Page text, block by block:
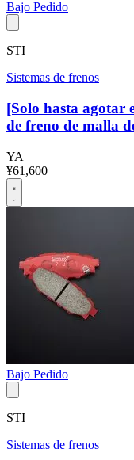
Bajo Pedido
STI
Sistemas de frenos
[Solo hasta agotar
de freno de malla
YA
¥61,600
Bajo Pedido
STI
Sistemas de frenos